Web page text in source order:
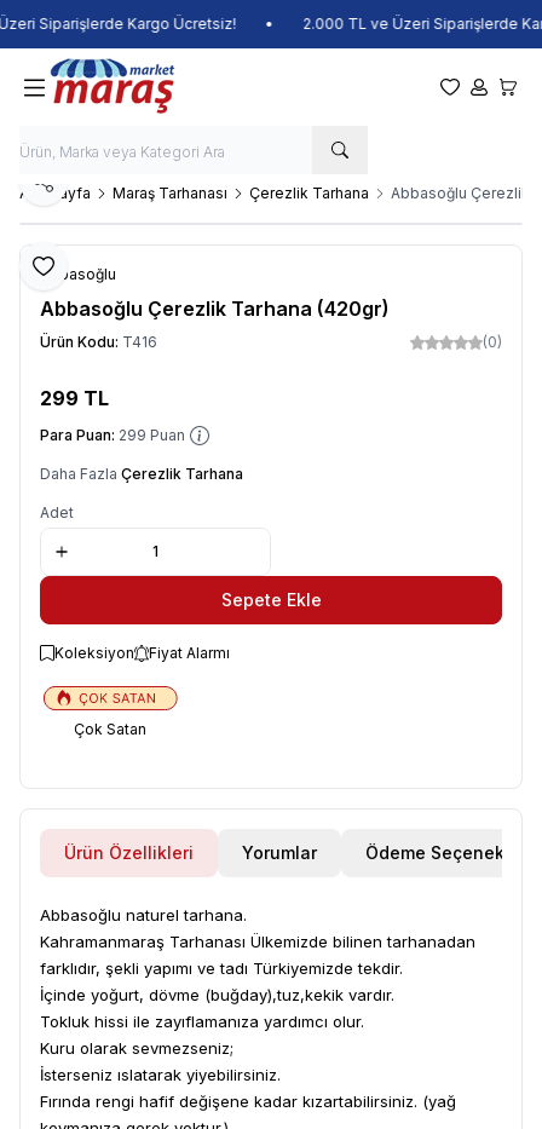
Siparişlerde Kargo Ücretsiz! 2.000 TL ve Üzeri Siparişlerde
Favorilerim
Hesabım
Ana Sayfa Maraş Tarhanası Çerezlik Tarhana Abbasoğlu Çerezlik
Favoriye Ekle
Paylaş
Abbasoğlu
Abbasoğlu Çerezlik Tarhana (420gr)
Ürün Kodu: T416 (0)
299 TL
Para Puan: 299 Puan
Daha Fazla Çerezlik Tarhana
Adet
Sepete Ekle
Koleksiyon Fiyat Alarmı
Çok Satan
Ürün Özellikleri Yorumlar Ödeme Seçenekleri
Abbasoğlu naturel tarhana.
Kahramanmaraş Tarhanası Ülkemizde bilinen tarhanadan
farklıdır, şekli yapımı ve tadı Türkiyemizde tekdir.
İçinde yoğurt, dövme (buğday),tuz,kekik vardır.
Tokluk hissi ile zayıflamanıza yardımcı olur.
Kuru olarak sevmezseniz;
İsterseniz ıslatarak yiyebilirsiniz.
Fırında rengi hafif değişene kadar kızartabilirsiniz. (yağ